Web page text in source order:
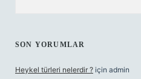
SON YORUMLAR
Heykel türleri nelerdir ? için admin